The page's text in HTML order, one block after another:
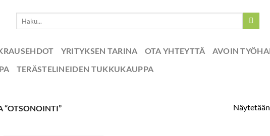
YRITYKSEN TARINA OTA YHTEYTTÄ
AVOIN
TERÄSTELINEIDEN TUKKUKAUPPA
“OTSONOINTI”